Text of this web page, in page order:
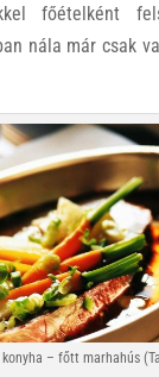
főételként
nála már csak
konyha – főtt marhahús